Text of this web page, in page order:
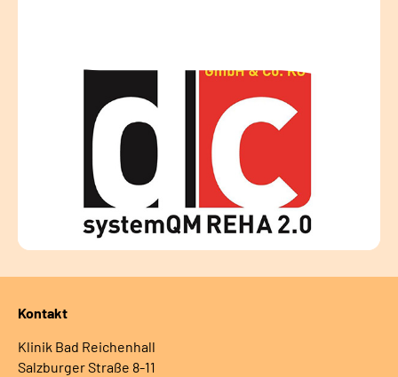
Kontakt
Klinik Bad Reichenhall
Salzburger Straße 8-11